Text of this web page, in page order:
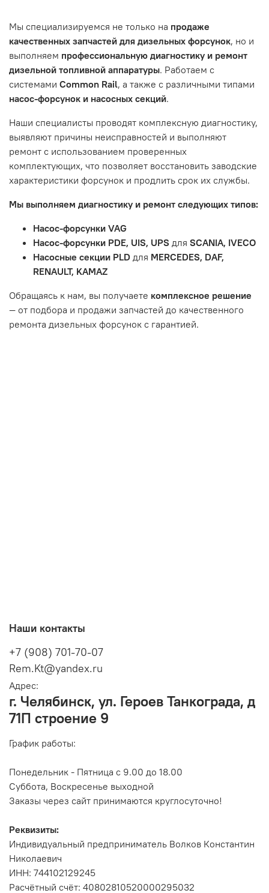
неисправности, вызванные нарушением правил
обслуживания или эксплуатации автомобиля. Если у вас
возникнут проблемы с отремонтированной системой,
мы обязательно разберемся в ситуации и предложим
решение. Однако если проблема вызвана одним из
перечисленных выше факторов, мы не сможем
Гарантия не распространяется на следующие случаи:
Истек гарантийный срок.
Товар является расходным материалом, который
тормозные колодки, диски сцепления, свечи зажигания
Неисправности вызваны ДТП, неправильной установкой
или чрезмерным износом.
Неисправность топливной системы или системы
впуска/выпуска.
Мы специализируемся не только на продаже
качественных запчастей для дизельных форсунок, но и
выполняем профессиональную диагностику и ремонт
дизельной топливной аппаратуры. Работаем с
системами Common Rail, а также с различными типами
насос-форсунок и насосных секций.
Наши специалисты проводят комплексную диагностику,
выявляют причины неисправностей и выполняют
ремонт с использованием проверенных
комплектующих, что позволяет восстановить заводские
характеристики форсунок и продлить срок их службы.
Мы выполняем диагностику и ремонт следующих типов:
Насос-форсунки VAG
Насос-форсунки PDE, UIS, UPS для SCANIA, IVECO
Насосные секции PLD для MERCEDES, DAF,
RENAULT, KAMAZ
Обращаясь к нам, вы получаете комплексное решение
— от подбора и продажи запчастей до качественного
ремонта дизельных форсунок с гарантией.
Наши контакты
+7 (908) 701-70-07
Rem.Kt@yandex.ru
Адрес:
г. Челябинск, ул. Героев Танкограда, д
71П строение 9
График работы:
Понедельник - Пятница с 9.00 до 18.00
Суббота, Воскресенье выходной
Заказы через сайт принимаются круглосуточно!
Реквизиты:
Индивидуальный предприниматель Волков Константин
Николаевич
ИНН: 744102129245
Расчётный счёт: 40802810520000295032